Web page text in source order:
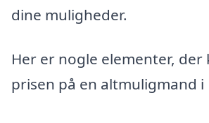
dine muligheder.
Her er nogle elementer, der
prisen på en altmuligmand i